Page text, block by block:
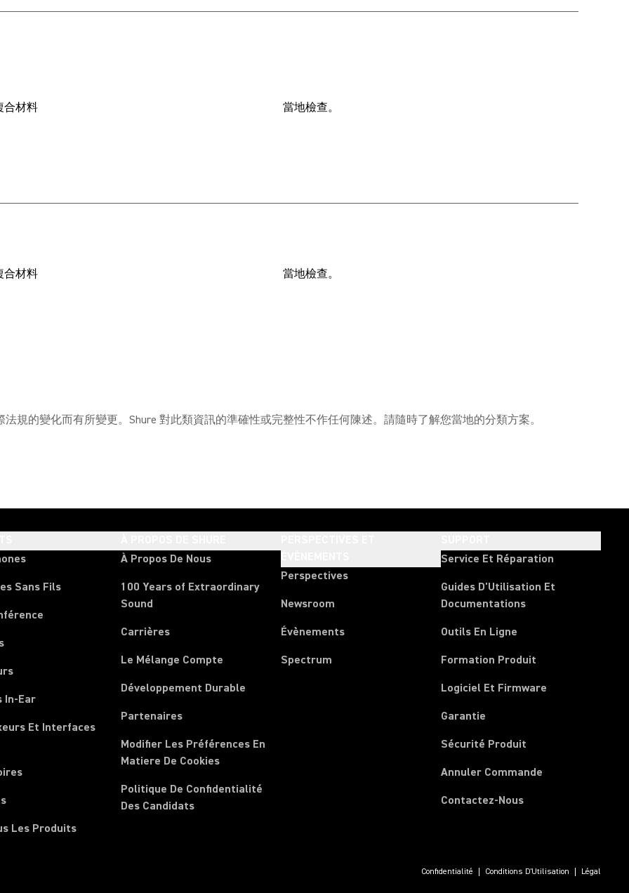
合材料 當地檢查。
合材料 當地檢查。
規的變化而有所變更。Shure 對此類資訊的準確性或完整性不作任何陳述。請隨時了解您當地的分類方案。
Sans Fils
In-Ear
Et Interfaces
Les Produits
À Propos De Nous
100 Years of Extraordinary
Sound
Carrières
Le Mélange Compte
Développement Durable
Partenaires
Modifier Les Préférences En
Matiere De Cookies
Politique De Confidentialité
Des Candidats
Perspectives
Newsroom
Évènements
Spectrum
Service Et Réparation
Guides D'Utilisation Et
Documentations
Outils En Ligne
Formation Produit
Logiciel Et Firmware
Garantie
Sécurité Produit
Annuler Commande
Contactez-Nous
Confidentialité Conditions D'Utilisation Légal